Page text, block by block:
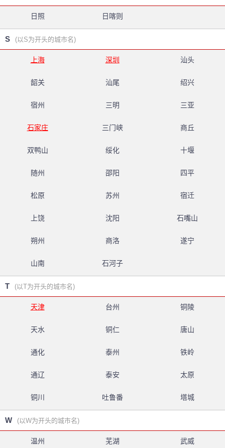
日照 日喀则
S (以S为开头的城市名)
上海 深圳 汕头
韶关 汕尾 绍兴
宿州 三明 三亚
石家庄 三门峡 商丘
双鸭山 绥化 十堰
随州 邵阳 四平
松原 苏州 宿迁
上饶 沈阳 石嘴山
朔州 商洛 遂宁
山南 石河子
T (以T为开头的城市名)
天津 台州 铜陵
天水 铜仁 唐山
通化 泰州 铁岭
通辽 泰安 太原
铜川 吐鲁番 塔城
W (以W为开头的城市名)
温州 芜湖 武威